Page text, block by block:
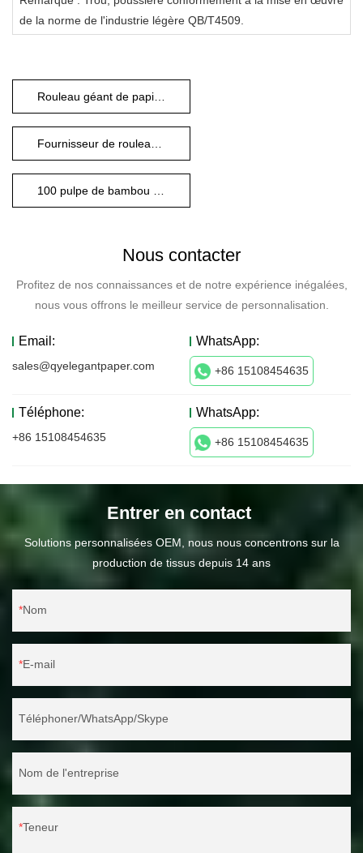
de la norme de l'industrie légère QB/T4509.
Nous contacter
Profitez de nos connaissances et de notre expérience inégalées,
nous vous offrons le meilleur service de personnalisation.
Email:
sales@qyelegantpaper.com
WhatsApp:
+86 15108454635
Téléphone:
+86 15108454635
WhatsApp:
+86 15108454635
Entrer en contact
Solutions personnalisées OEM, nous nous concentrons sur la
production de tissus depuis 14 ans
Nom
E-mail
Téléphoner/WhatsApp/Skype
Nom de l'entreprise
Teneur